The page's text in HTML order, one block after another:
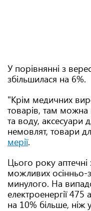
У порівнянні з
збільшилася на 6%.
"Крім медичних
товарів, там можна
та воду, аксесуари
немовлят, товари
мерії.
Цього року
можливих осінньо-
минулого. На
електроенергії
на 10% більше, ніж